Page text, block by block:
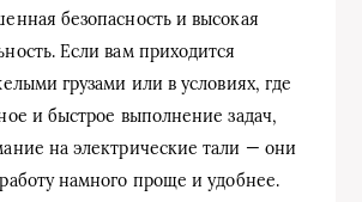
безопасность и высокая
Если вам приходится
грузами или в условиях, где
и быстрое выполнение задач,
на электрические тали — они
намного проще и удобнее.